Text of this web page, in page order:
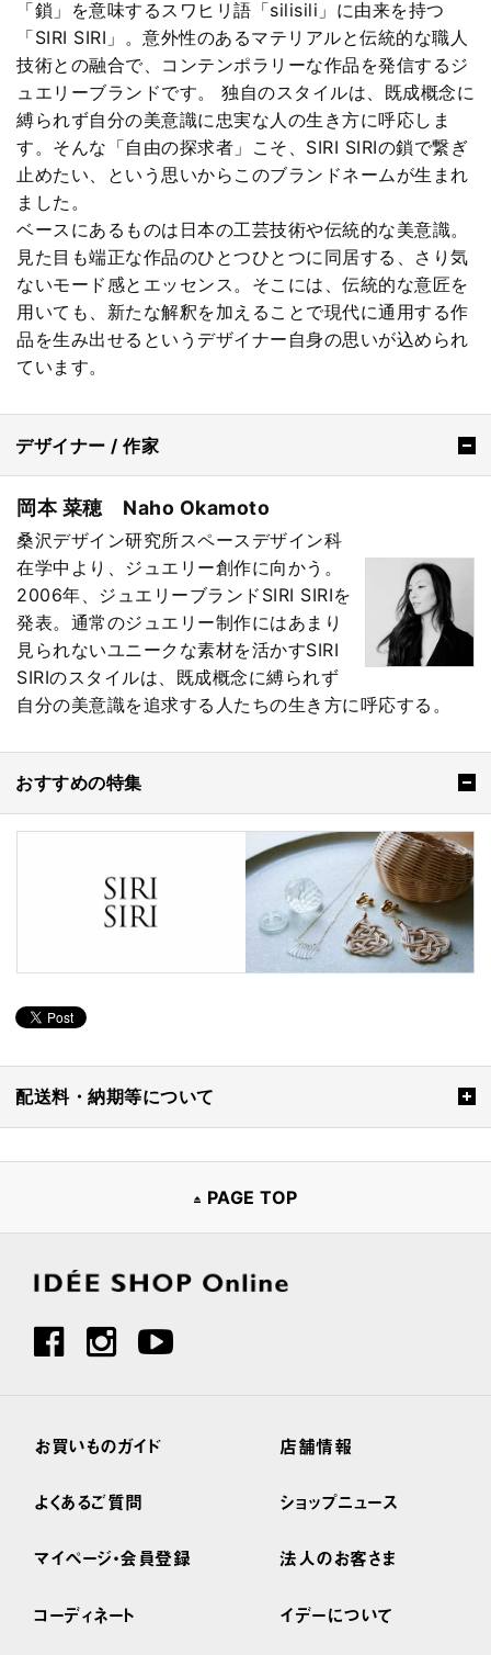
「鎖」を意味するスワヒリ語「silisili」に由来を持つ
「SIRI SIRI」。意外性のあるマテリアルと伝統的な職人
技術との融合で、コンテンポラリーな作品を発信するジ
ュエリーブランドです。 独自のスタイルは、既成概念に
縛られず自分の美意識に忠実な人の生き方に呼応しま
す。そんな「自由の探求者」こそ、SIRI SIRIの鎖で繋ぎ
止めたい、という思いからこのブランドネームが生まれ
ました。
ベースにあるものは日本の工芸技術や伝統的な美意識。
見た目も端正な作品のひとつひとつに同居する、さり気
ないモード感とエッセンス。そこには、伝統的な意匠を
用いても、新たな解釈を加えることで現代に通用する作
品を生み出せるというデザイナー自身の思いが込められ
ています。
デザイナー / 作家
岡本 菜穂 Naho Okamoto
桑沢デザイン研究所スペースデザイン科
在学中より、ジュエリー創作に向かう。
2006年、ジュエリーブランドSIRI SIRIを
発表。通常のジュエリー制作にはあまり
見られないユニークな素材を活かすSIRI
SIRIのスタイルは、既成概念に縛られず
自分の美意識を追求する人たちの生き方に呼応する。
おすすめの特集
配送料・納期等について
PAGE TOP
お買いものガイド
よくあるご質問
マイページ・会員登録
コーディネート
店舗情報
ショップニュース
法人のお客さま
イデーについて